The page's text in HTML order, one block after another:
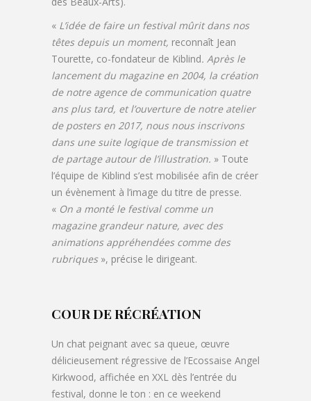
« L’idée de faire un festival mûrit dans nos
têtes depuis un moment, reconnaît Jean
Tourette, co-fondateur de Kiblind. Après le
lancement du magazine en 2004, la création
de notre agence de communication quatre
ans plus tard, et l’ouverture de notre atelier
de posters en 2017, nous nous inscrivons
dans une suite logique de transmission et
de partage autour de l’illustration. » Toute
l’équipe de Kiblind s’est mobilisée afin de créer
un évènement à l’image du titre de presse.
« On a monté le festival comme un
magazine grandeur nature, avec des
animations appréhendées comme des
rubriques», précise le dirigeant.
COUR DE RÉCRÉATION
Un chat peignant avec sa queue, œuvre
délicieusement régressive de l’Ecossaise Angel
Kirkwood, affichée en XXL dès l’entrée du
festival, donne le ton : en ce weekend